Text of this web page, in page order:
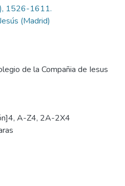
1526-1611.
(Madrid)
de la Compañia de Iesus
A-Z4, 2A-2X4